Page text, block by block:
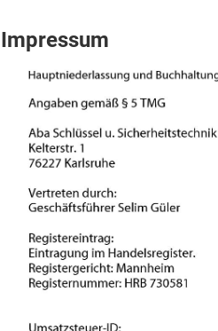
Impressum